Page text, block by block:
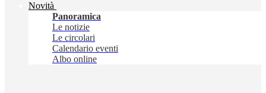
Novità
Panoramica
Le notizie
Le circolari
Calendario eventi
Albo online